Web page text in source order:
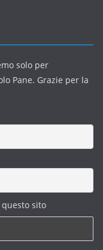
solo per
Pane. Grazie per la
sito